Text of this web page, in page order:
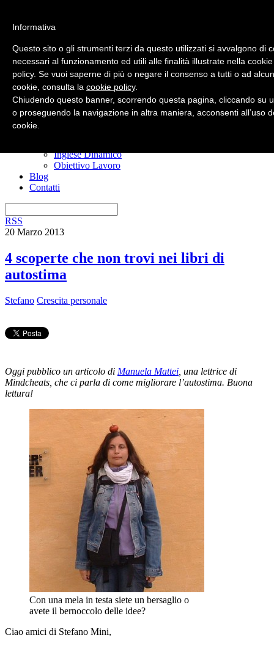
Home
Nuovo? Inizia qui
Risorse gratuite
Il manuale anti confusione
Inglese Dinamico
Obiettivo Lavoro
Blog
Contatti
RSS
20 Marzo 2013
4 scoperte che non trovi nei libri di
autostima
Stefano Crescita personale
Oggi pubblico un articolo di Manuela Mattei , una lettrice di
Mindcheats, che ci parla di come migliorare l’autostima. Buona
lettura!
Con una mela in testa siete un bersaglio o
avete il bernoccolo delle idee?
Ciao amici di Stefano Mini,
Informativa
Questo sito o gli strumenti terzi da questo utilizzati si avvalgono di
necessari al funzionamento ed utili alle finalità illustrate nella cookie
policy. Se vuoi saperne di più o negare il consenso a tutti o ad
cookie, consulta la cookie policy.
Chiudendo questo banner, scorrendo questa pagina, cliccando su
o proseguendo la navigazione in altra maniera, acconsenti all’uso
cookie.